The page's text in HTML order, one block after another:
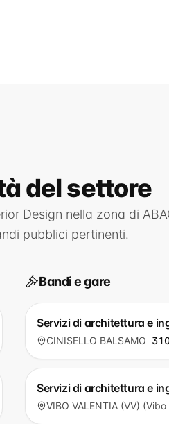
del settore
Design nella zona di
pubblici pertinenti.
Bandi e gare
Servizi di architettura e
CINISELLO BALSAMO
Servizi di architettura e
VIBO VALENTIA (VV)